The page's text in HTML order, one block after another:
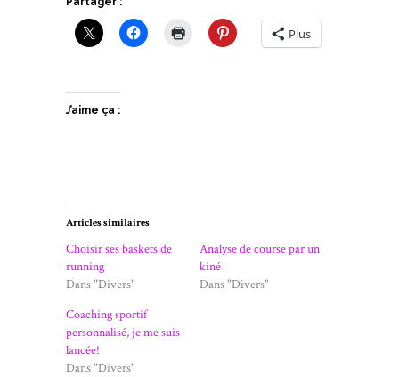
Plus
J’aime ça :
Articles similaires
Choisir ses baskets de
running
Dans "Divers"
Analyse de course par un
kiné
Dans "Divers"
Coaching sportif
personnalisé, je me suis
lancée!
Dans "Divers"